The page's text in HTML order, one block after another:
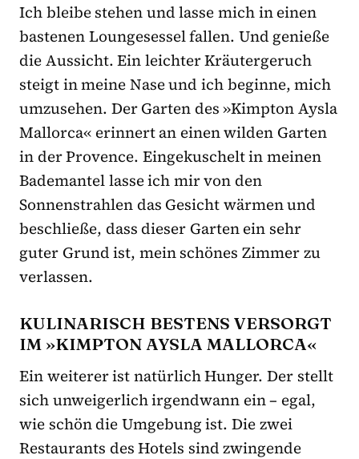
Ich bleibe stehen und lasse mich in einen
bastenen Loungesessel fallen. Und genieße
die Aussicht. Ein leichter Kräutergeruch
steigt in meine Nase und ich beginne, mich
umzusehen. Der Garten des »Kimpton Aysla
Mallorca« erinnert an einen wilden Garten
in der Provence. Eingekuschelt in meinen
Bademantel lasse ich mir von den
Sonnenstrahlen das Gesicht wärmen und
beschließe, dass dieser Garten ein sehr
guter Grund ist, mein schönes Zimmer zu
verlassen.
KULINARISCH BESTENS VERSORGT
IM »KIMPTON AYSLA MALLORCA«
Ein weiterer ist natürlich Hunger. Der stellt
sich unweigerlich irgendwann ein – egal,
wie schön die Umgebung ist. Die zwei
Restaurants des Hotels sind zwingende